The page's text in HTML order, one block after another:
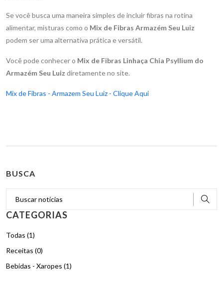
Se você busca uma maneira simples de incluir fibras na rotina
alimentar, misturas como o Mix de Fibras Armazém Seu Luiz
podem ser uma alternativa prática e versátil.
Você pode conhecer o Mix de Fibras Linhaça Chia Psyllium do
Armazém Seu Luiz diretamente no site.
Mix de Fibras - Armazem Seu Luiz - Clique Aqui
BUSCA
CATEGORIAS
Todas (1)
Receitas (0)
Bebidas - Xaropes (1)